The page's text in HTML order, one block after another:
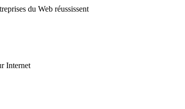
du Web réussissent
Internet